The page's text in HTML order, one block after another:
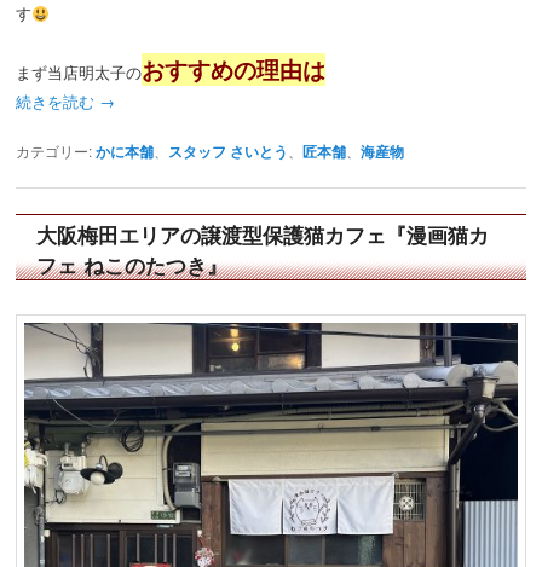
す
まず当店明太子のおすすめの理由は
続きを読む →
カテゴリー: かに本舗 スタッフ さいとう 、匠本舗 、海産物
大阪梅田エリアの譲渡型保護猫カフェ『漫画猫カ
フェ ねこのたつき』